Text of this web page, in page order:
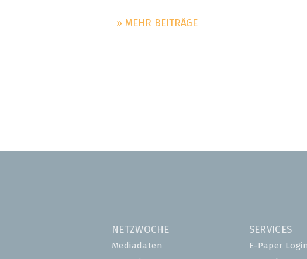
» MEHR BEITRÄGE
NETZWOCHE
Mediadaten
SERVICES
E-Paper Login